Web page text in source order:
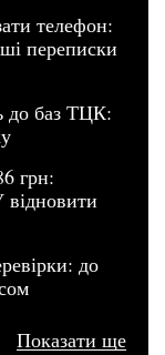
телефон:
переписки
до баз ТЦК:
грн:
до
Показати ще